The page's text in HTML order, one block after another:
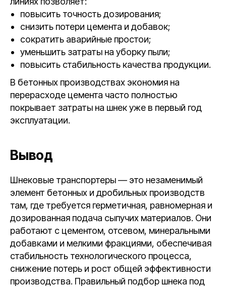
повысить точность дозирования;
снизить потери цемента и добавок;
сократить аварийные простои;
уменьшить затраты на уборку пыли;
повысить стабильность качества продукции.
В бетонных производствах экономия на
перерасходе цемента часто полностью
покрывает затраты на шнек уже в первый год
эксплуатации.
Вывод
Шнековые транспортеры — это незаменимый
элемент бетонных и дробильных производств
там, где требуется герметичная, равномерная и
дозированная подача сыпучих материалов. Они
работают с цементом, отсевом, минеральными
добавками и мелкими фракциями, обеспечивая
стабильность технологического процесса,
снижение потерь и рост общей эффективности
производства. Правильный подбор шнека под